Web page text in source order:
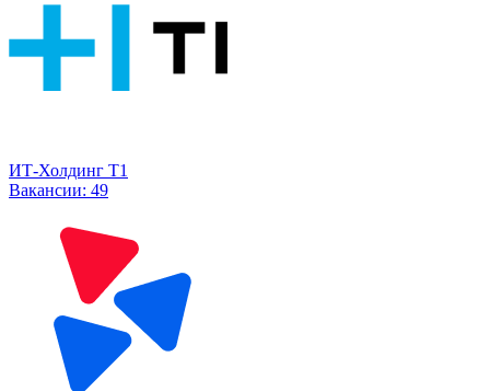
ИТ-Холдинг Т1
Вакансии: 49